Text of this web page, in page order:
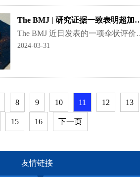
The BMJ | 研究证据一致表明超
The BMJ 近日发表的一项伞状评价显示，多项
2024-03-31
8 9 10 11 12 13
15 16 下一页
友情链接